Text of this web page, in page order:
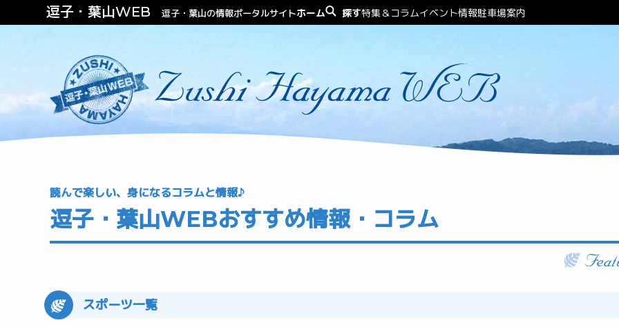
逗子・葉山WEB 逗子・葉山の情報ポータルサイトホーム 探す特集＆コラムイベント情報駐車場案内
読んで楽しい、身になるコラムと情報♪
逗子・葉山WEBおすすめ情報・コラム
スポーツ一覧
ファッションビューティー不動産（住む・泊まる）